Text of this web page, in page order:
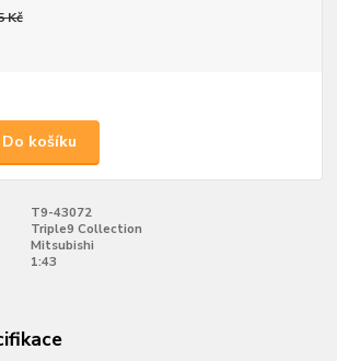
Kč
Do košíku
T9-43072
Triple9 Collection
Mitsubishi
1:43